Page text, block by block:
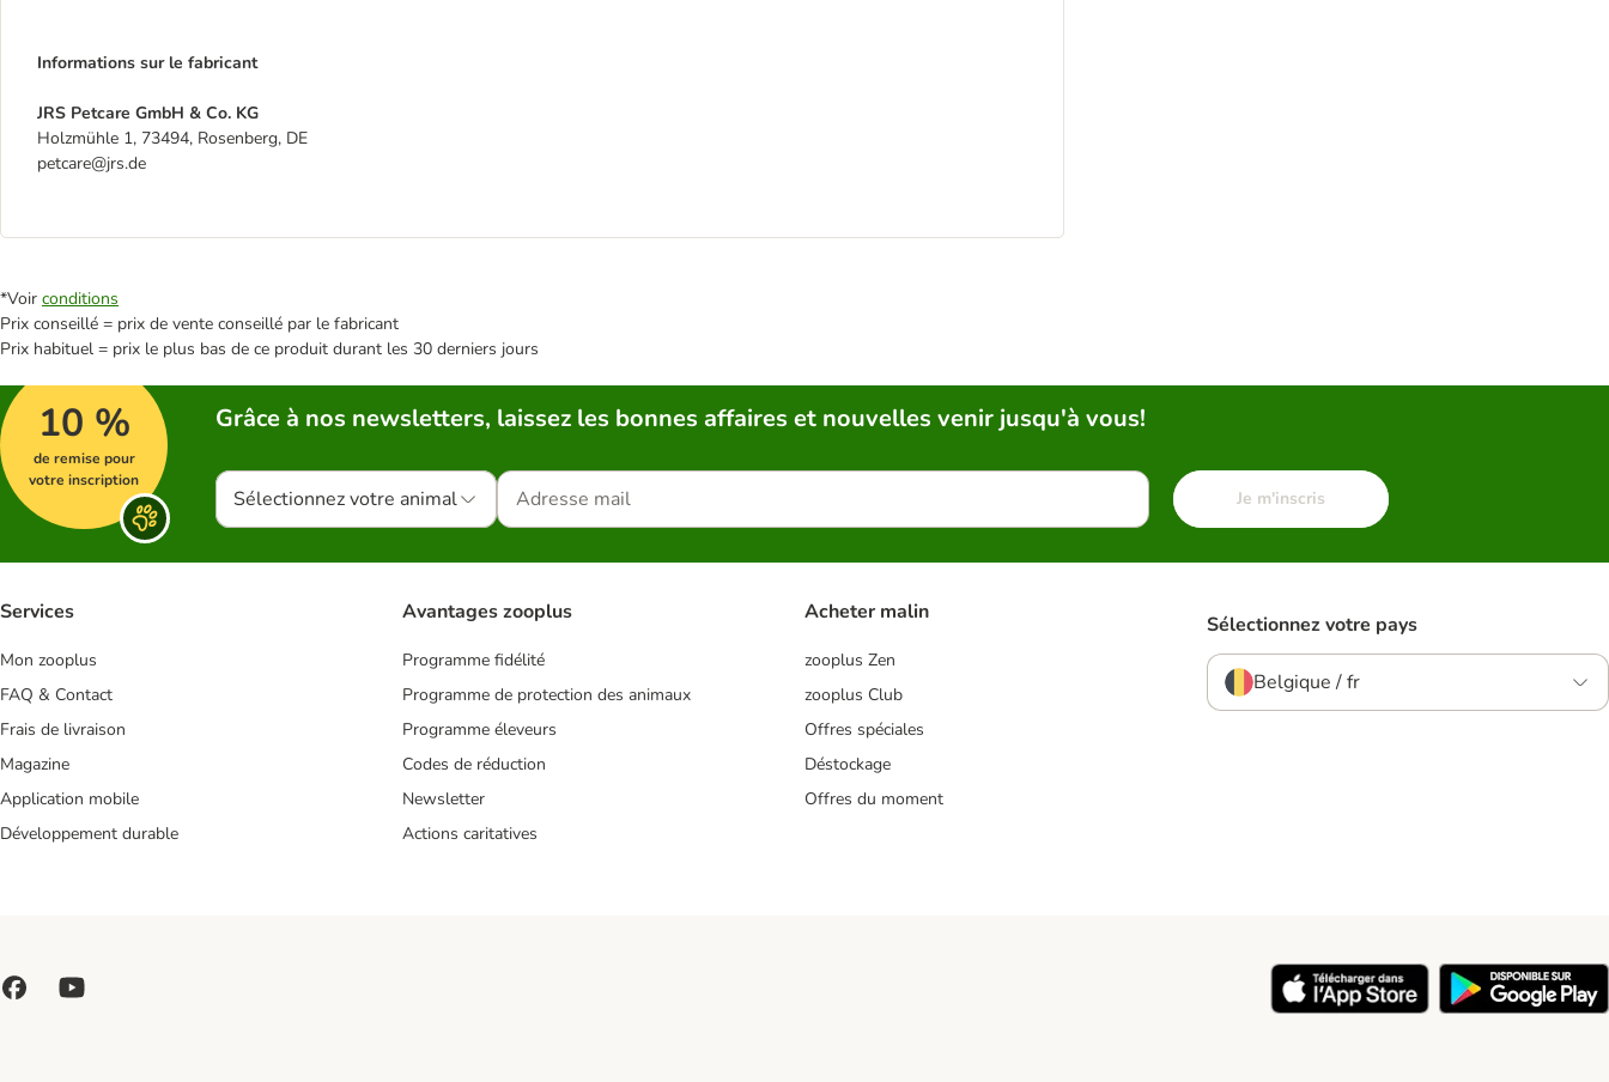
Informations sur le fabricant
JRS Petcare GmbH & Co. KG
Holzmühle 1, 73494, Rosenberg, DE
petcare@jrs.de
*Voir conditions
Prix conseillé = prix de vente conseillé par le fabricant
Prix habituel = prix le plus bas de ce produit durant les 30 derniers jours
10 %
de remise pour
votre inscription
Grâce à nos newsletters, laissez les bonnes affaires et nouvelles venir jusqu'à vous!
Sélectionnez votre animal Je m'inscris
Services
Mon zooplus
FAQ & Contact
Frais de livraison
Magazine
Application mobile
Développement durable
Avantages zooplus
Programme fidélité
Programme de protection des animaux
Programme éleveurs
Codes de réduction
Newsletter
Actions caritatives
Acheter malin
zooplus Zen
zooplus Club
Offres spéciales
Déstockage
Offres du moment
Sélectionnez votre pays
Belgique / fr